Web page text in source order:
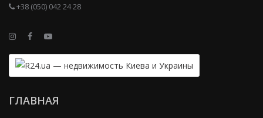
+38 (050) 042 24 28
ГЛАВНАЯ